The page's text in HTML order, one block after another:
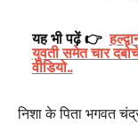
यह भी पढ़ें 👉
युवती समेत चार
वीडियो..
निशा के पिता भगवत